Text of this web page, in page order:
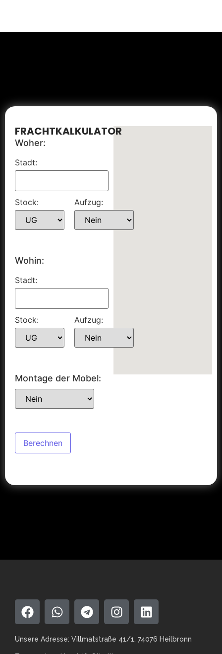
FRACHTKALKULATOR
Woher:
Stadt:
Stock: Aufzug:
Wohin:
Stadt:
Stock: Aufzug:
Montage der Mobel:
Berechnen
Unsere Adresse: Villmatstraße 41/1, 74076 Heilbronn